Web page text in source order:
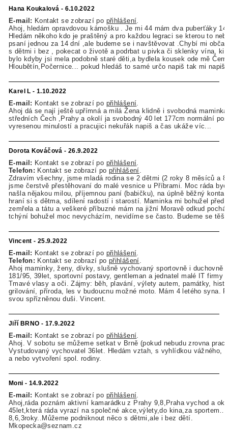
Hana Koukalová - 6.10.2022
E-mail: Kontakt se zobrazí po přihlášení
Ahoj, hledám opravdovou kámošku . Je mi 44 mám dva puberťáky
Hledám někoho kdo je praštěný a pro každou legraci se kterou to
psaní jednou za 14 dní ,ale budeme se i navštěvovat .Chybí mi
s dětmi i bez , pokecat o životě a podrbat u pivka či sklenky vína,
bylo kdyby jsi mela podobně staré děti,a bydlela kousek ode mě
Hloubětín,Počernice... pokud hledáš to samé určo napiš tak mi
Karel L - 1.10.2022
E-mail: Kontakt se zobrazí po přihlášení
Ahoj dá se nají ještě upřímná a milá Žena klidně i svobodná
středních Čech ,Prahy a okolí ja svobodný 40 let 177cm normální
vyresenou minulostí a pracujici nekuřák napiš a čas ukáže víc...
Dorota Kováčová - 26.9.2022
E-mail: Kontakt se zobrazí po přihlášení
Telefon: Kontakt se zobrazí po přihlášení
Zdravím všechny, jsme mladá rodina se 2 dětmi (2 roky 8 měsíců a
jsme čerstvě přestěhovaní do malé vesnice u Příbrami. Moc ráda
našla nějakou milou, příjemnou paní (babičku), na úplně běžný
hraní si s dětma, sdílení radostí i starostí. Maminka mi bohužel před
zemřela a tátu a veškeré příbuzné mám na jižní Moravě odkud
tchýní bohužel moc nevycházím, nevidíme se často. Budeme se
Vincent - 25.9.2022
E-mail: Kontakt se zobrazí po přihlášení
Telefon: Kontakt se zobrazí po přihlášení
Ahoj maminky, ženy, dívky, slušně vychovaný sportovně i duchovně
181/95, 39let, sportovní postavy, gentleman a jednatel malé IT firmy
Tmavé vlasy a oči. Zájmy: běh, plavání, výlety autem, památky,
grilování, příroda, les v budoucnu možné moto. Mám 4 letého syna.
svou spřízněnou duši. Vincent.
Jiří BRNO - 17.9.2022
E-mail: Kontakt se zobrazí po přihlášení
Ahoj. V sobotu se můžeme setkat v Brně (pokud nebudu zrovna
Vystudovaný vychovatel 36let. Hledám vztah, s vyhlídkou vážného,
a nebo vytvoření spol. rodiny.
Moni - 14.9.2022
E-mail: Kontakt se zobrazí po přihlášení
Ahoj,ráda poznám aktivní kamarádku z Prahy 9,8,Praha vychod a
45let,která ráda vyrazí na společné akce,výlety,do kina,za
8,6,3roky..Můžeme podniknout něco s dětmi,ale i bez dětí.
Mkopecka@seznam.cz